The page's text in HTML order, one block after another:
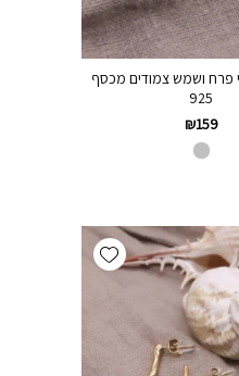
פרח ושמש צמודים מכסף
925
₪159
Add wishlist